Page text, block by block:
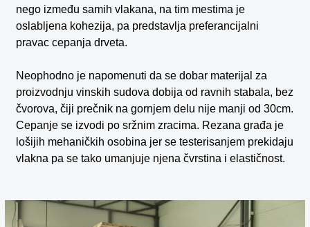
nego između samih vlakana, na tim mestima je
oslabljena kohezija, pa predstavlja preferancijalni
pravac cepanja drveta.
Neophodno je napomenuti da se dobar materijal za
proizvodnju vinskih sudova dobija od ravnih stabala, bez
čvorova, čiji prečnik na gornjem delu nije manji od 30cm.
Cepanje se izvodi po sržnim zracima. Rezana građa je
lošijih mehaničkih osobina jer se testerisanjem prekidaju
vlakna pa se tako umanjuje njena čvrstina i elastičnost.